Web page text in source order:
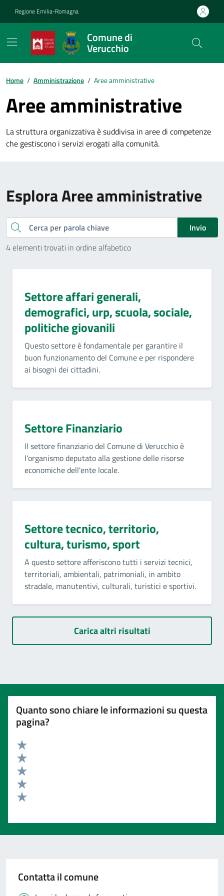
Regione Emilia-Romagna
Comune di
Verucchio
Contenuti in evidenza
Home / Amministrazione / Aree amministrative
Aree amministrative
La struttura organizzativa è suddivisa in aree di competenze
che gestiscono i servizi erogati alla comunità.
Esplora Aree amministrative
Cerca
Invio
4 elementi trovati in ordine alfabetico
Settore affari generali,
demografici, urp, scuola, sociale,
politiche giovanili
Questo settore è fondamentale per garantire il
buon funzionamento del Comune e per rispondere
ai bisogni dei cittadini.
Settore Finanziario
Il settore finanziario del Comune di Verucchio è
l'organismo deputato alla gestione delle risorse
economiche dell'ente locale.
Settore tecnico, territorio,
cultura, turismo, sport
A questo settore afferiscono tutti i servizi tecnici,
territoriali, ambientali, patrimoniali, in ambito
stradale, manutentivi, culturali, turistici e sportivi.
Carica altri risultati
Quanto sono chiare le informazioni su questa
pagina?
Valuta 5 stelle su 5
Valuta 4 stelle su 5
Valuta 3 stelle su 5
Valuta 2 stelle su 5
Contatta il comune